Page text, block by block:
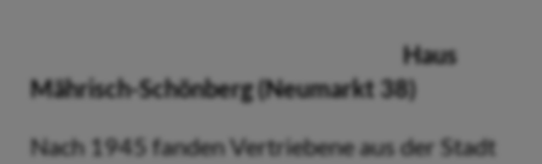
Haus
Mährisch-Schönberg (Neumarkt 38)
Nach 1945 fanden Vertriebene aus der Stadt